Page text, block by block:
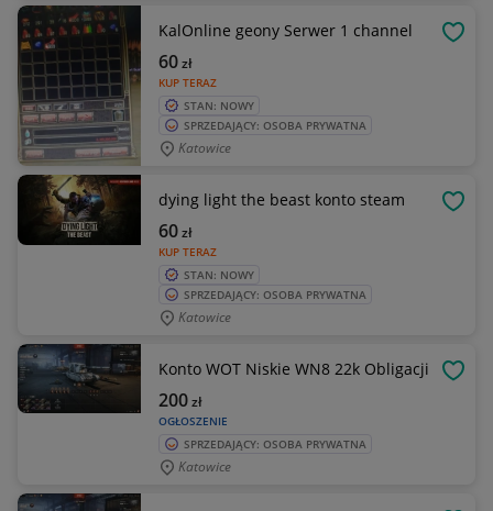
KalOnline geony Serwer 1 channel
KUP TERAZ
60zł
STAN: NOWY
SPRZEDAJĄCY: OSOBA PRYWATNA
Katowice
dying light the beast konto steam
KUP TERAZ
60zł
STAN: NOWY
SPRZEDAJĄCY: OSOBA PRYWATNA
Katowice
Konto WOT Niskie WN8 22k Obligacji
OGŁOSZENIE
200zł
SPRZEDAJĄCY: OSOBA PRYWATNA
Katowice